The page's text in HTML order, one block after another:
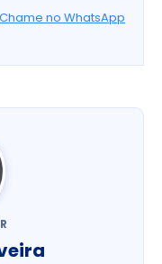
Chame no WhatsApp